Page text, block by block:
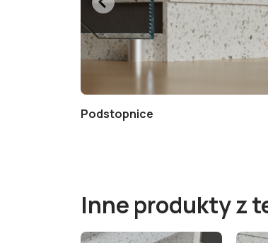
Podstopnice
Inne produkty z